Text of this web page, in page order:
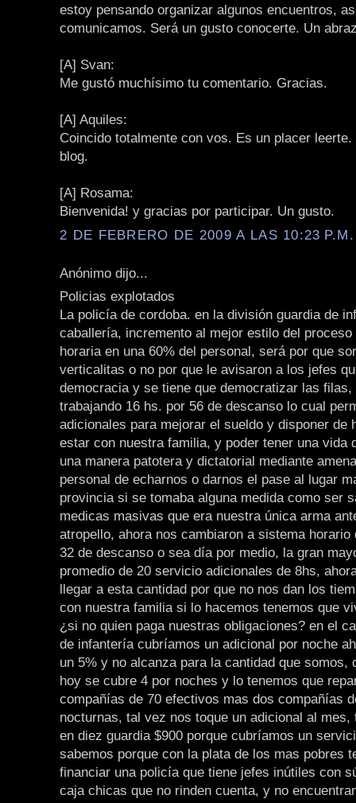
estoy pensando organizar algunos encuentros,
comunicamos. Será un gusto conocerte. Un
[A] Svan:
Me gustó muchísimo tu comentario. Gracias.
[A] Aquiles:
Coincido totalmente con vos. Es un placer
blog.
[A] Rosama:
Bienvenida! y gracias por participar. Un gusto.
2 DE FEBRERO DE 2009 A LAS 10:23 P.M.
Anónimo dijo...
Policias explotados
La policía de cordoba. en la división guardia de
caballería, incremento al mejor estilo del
horaria en una 60% del personal, será por que
verticalitas o no por que le avisaron a los jefes
democracia y se tiene que democratizar las filas,
trabajando 16 hs. por 56 de descanso lo cual
adicionales para mejorar el sueldo y disponer de
estar con nuestra familia, y poder tener una vida
una manera patotera y dictatorial mediante
personal de echarnos o darnos el pase al lugar
provincia si se tomaba alguna medida como ser
medicas masivas que era nuestra única arma
atropello, ahora nos cambiaron a sistema horario
32 de descanso o sea día por medio, la gran
promedio de 20 servicio adicionales de 8hs,
llegar a esta cantidad por que no nos dan los
con nuestra familia si lo hacemos tenemos que
¿si no quien paga nuestras obligaciones? en el
de infantería cubríamos un adicional por noche
un 5% y no alcanza para la cantidad que somos,
hoy se cubre 4 por noches y lo tenemos que
compañías de 70 efectivos mas dos compañías
nocturnas, tal vez nos toque un adicional al mes,
en diez guardia $900 porque cubríamos un
sabemos porque con la plata de los mas pobres
financiar una policía que tiene jefes inútiles con
caja chicas que no rinden cuenta, y no